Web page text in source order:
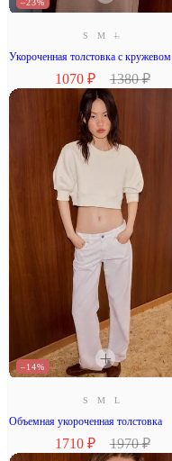
–23%
S M L
Укороченная толстовка с кружевом
1070 ₽ 1380 ₽
–14%
S M L
Объемная укороченная толстовка
1710 ₽ 1970 ₽